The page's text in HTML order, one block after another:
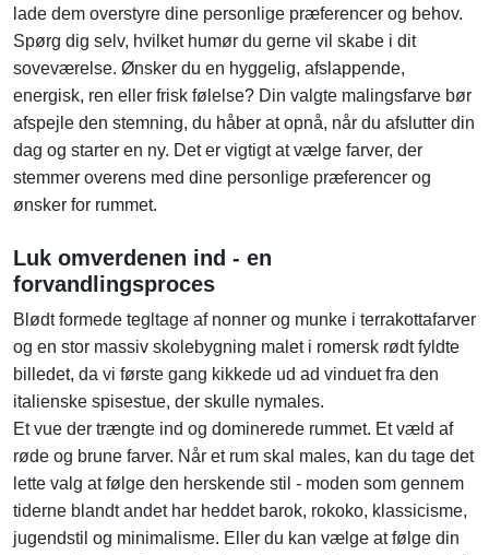
lade dem overstyre dine personlige præferencer og behov.
Spørg dig selv, hvilket humør du gerne vil skabe i dit
soveværelse. Ønsker du en hyggelig, afslappende,
energisk, ren eller frisk følelse? Din valgte malingsfarve bør
afspejle den stemning, du håber at opnå, når du afslutter din
dag og starter en ny. Det er vigtigt at vælge farver, der
stemmer overens med dine personlige præferencer og
ønsker for rummet.
Luk omverdenen ind - en
forvandlingsproces
Blødt formede tegltage af nonner og munke i terrakottafarver
og en stor massiv skolebygning malet i romersk rødt fyldte
billedet, da vi første gang kikkede ud ad vinduet fra den
italienske spisestue, der skulle nymales.
Et vue der trængte ind og dominerede rummet. Et væld af
røde og brune farver. Når et rum skal males, kan du tage det
lette valg at følge den herskende stil - moden som gennem
tiderne blandt andet har heddet barok, rokoko, klassicisme,
jugendstil og minimalisme. Eller du kan vælge at følge din